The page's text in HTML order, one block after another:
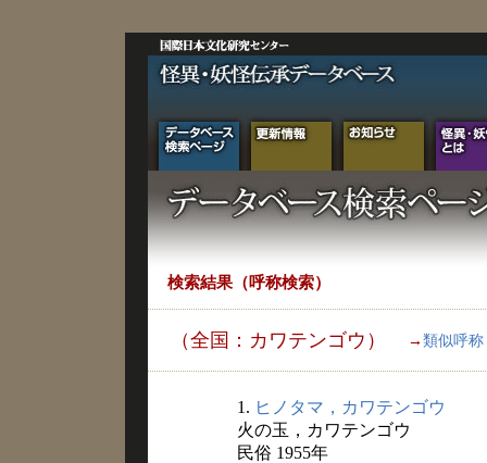
検索結果（呼称検索）
（全国：カワテンゴウ） → 類似呼称
1. ヒノタマ，カワテンゴウ
火の玉，カワテンゴウ
民俗 1955年